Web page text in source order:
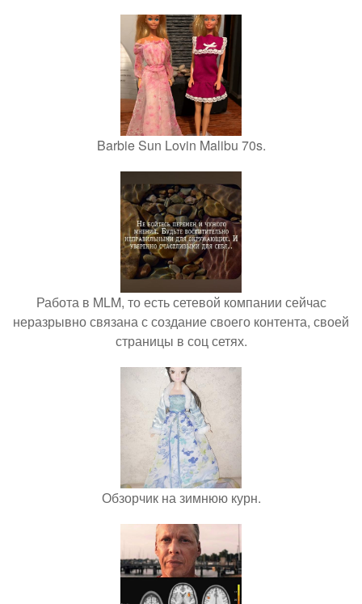
Barbie Sun Lovin Malibu 70s.
Работа в MLM, то есть сетевой компании сейчас
неразрывно связана с создание своего контента, своей
страницы в соц сетях.
Обзорчик на зимнюю курн.